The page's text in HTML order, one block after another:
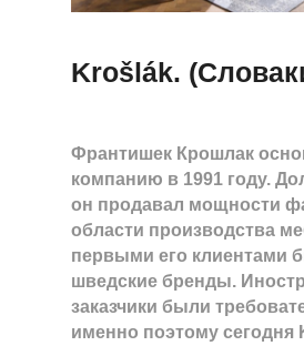
Krošlák.
Франтишек Крошлак
компанию в 1991 году.
он продавал мощности
области производства
первыми его клиентами
шведские бренды.
заказчики были
именно поэтому сегодня